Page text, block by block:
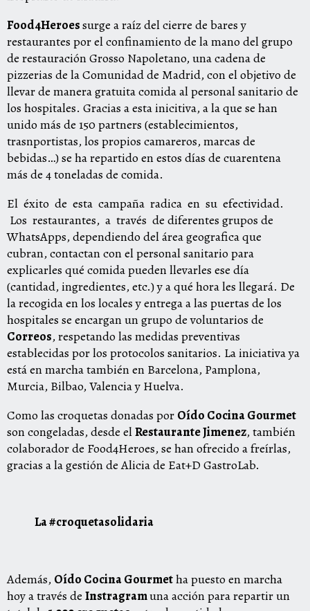
Food4Heroessurge a raíz del cierre de bares y
restaurantes por el confinamiento de la mano del grupo
de restauración Grosso Napoletano, una cadena de
pizzerias de la Comunidad de Madrid, con el objetivo de
llevar de manera gratuita comida al personal sanitario de
los hospitales. Gracias a esta inicitiva, a la que se han
unido más de 150 partners (establecimientos,
trasnportistas, los propios camareros, marcas de
bebidas…) se ha repartido en estos días de cuarentena
más de 4 toneladas de comida.
El éxito de esta campaña radica en su efectividad.
Los restaurantes, a través de diferentes grupos de
WhatsApps, dependiendo del área geografica que
cubran, contactan con el personal sanitario para
explicarles qué comida pueden llevarles ese día
(cantidad, ingredientes, etc.) y a qué hora les llegará. De
la recogida en los locales y entrega a las puertas de los
hospitales se encargan un grupo de voluntarios de
Correos, respetando las medidas preventivas
establecidas por los protocolos sanitarios. La iniciativa ya
está en marcha también en Barcelona, Pamplona,
Murcia, Bilbao, Valencia y Huelva.
Como las croquetas donadas por Oído Cocina Gourmet
son congeladas, desde elRestaurante Jimenez, también
colaborador de Food4Heroes, se han ofrecido a freírlas,
gracias a la gestión de Alicia de Eat+D GastroLab.
La #croquetasolidaria
Además, Oído Cocina Gourmetha puesto en marcha
hoy a través de Instragramuna acción para repartir un